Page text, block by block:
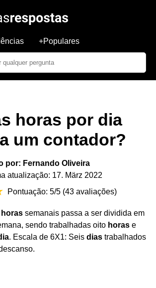
+Populares
horas por dia
um contador?
por: Fernando Oliveira
atualização: 17. März 2022
Pontuação: 5/5 (43 avaliações)
horas semanais passa a ser dividida em
sendo trabalhadas oito horas e
. Escala de 6X1: Seis dias trabalhados